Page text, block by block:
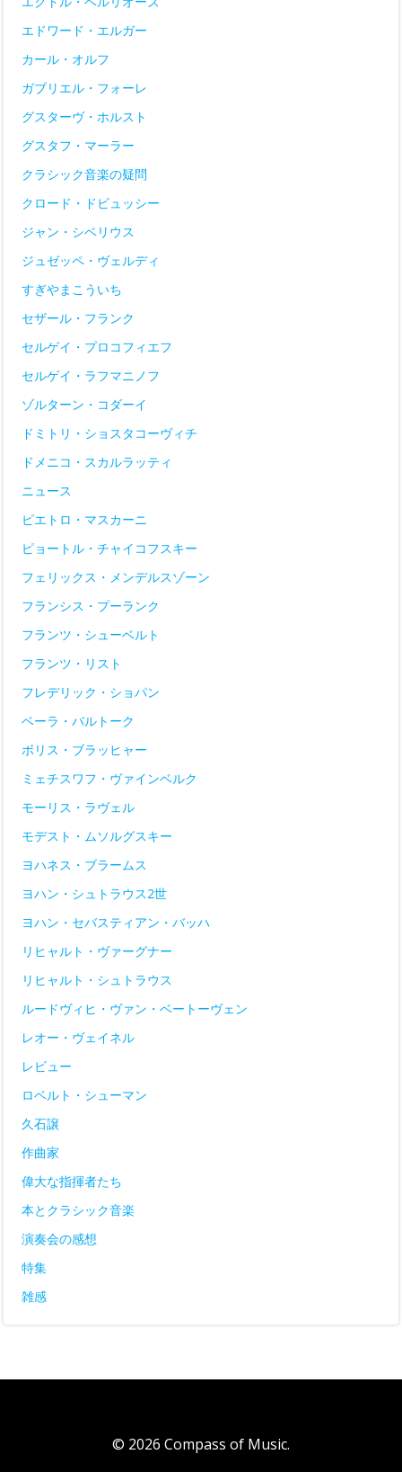
エドワード・エルガー
カール・オルフ
ガブリエル・フォーレ
グスターヴ・ホルスト
グスタフ・マーラー
クラシック音楽の疑問
クロード・ドビュッシー
ジャン・シベリウス
ジュゼッペ・ヴェルディ
すぎやまこういち
セザール・フランク
セルゲイ・プロコフィエフ
セルゲイ・ラフマニノフ
ゾルターン・コダーイ
ドミトリ・ショスタコーヴィチ
ドメニコ・スカルラッティ
ニュース
ピエトロ・マスカーニ
ピョートル・チャイコフスキー
フェリックス・メンデルスゾーン
フランシス・プーランク
フランツ・シューベルト
フランツ・リスト
フレデリック・ショパン
ベーラ・バルトーク
ボリス・ブラッヒャー
ミェチスワフ・ヴァインベルク
モーリス・ラヴェル
モデスト・ムソルグスキー
ヨハネス・ブラームス
ヨハン・シュトラウス2世
ヨハン・セバスティアン・バッハ
リヒャルト・ヴァーグナー
リヒャルト・シュトラウス
ルードヴィヒ・ヴァン・ベートーヴェン
レオー・ヴェイネル
レビュー
ロベルト・シューマン
久石譲
作曲家
偉大な指揮者たち
本とクラシック音楽
演奏会の感想
特集
雑感
© 2026 Compass of Music.